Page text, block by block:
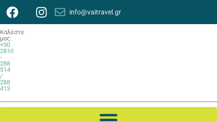
info@vaitravel.gr
Καλέστε
μας:
+30
2810
-
288
514
/
288
413